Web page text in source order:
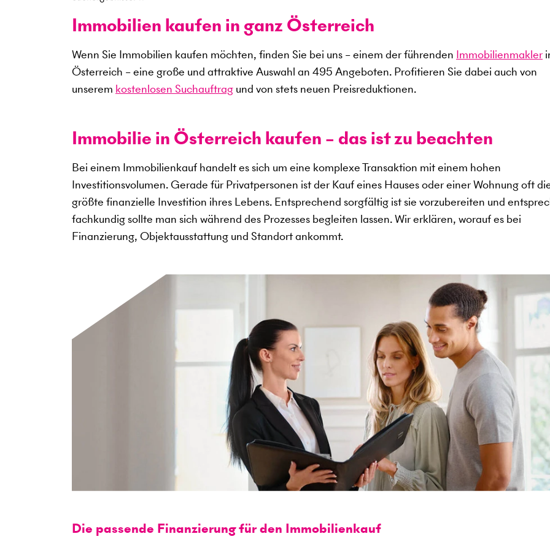
Immobilien kaufen in ganz Österreich
Wenn Sie Immobilien kaufen möchten, finden Sie bei uns – einem der führenden Immobilienmakler
Österreich – eine große und attraktive Auswahl an 495 Angeboten. Profitieren Sie dabei auch von
unserem kostenlosen Suchauftrag und von stets neuen Preisreduktionen.
Immobilie in Österreich kaufen – das ist zu beachten
Bei einem Immobilienkauf handelt es sich um eine komplexe Transaktion mit einem hohen
Investitionsvolumen. Gerade für Privatpersonen ist der Kauf eines Hauses oder einer Wohnung oft
größte finanzielle Investition ihres Lebens. Entsprechend sorgfältig ist sie vorzubereiten und
fachkundig sollte man sich während des Prozesses begleiten lassen. Wir erklären, worauf es bei
Finanzierung, Objektausstattung und Standort ankommt.
Die passende Finanzierung für den Immobilienkauf